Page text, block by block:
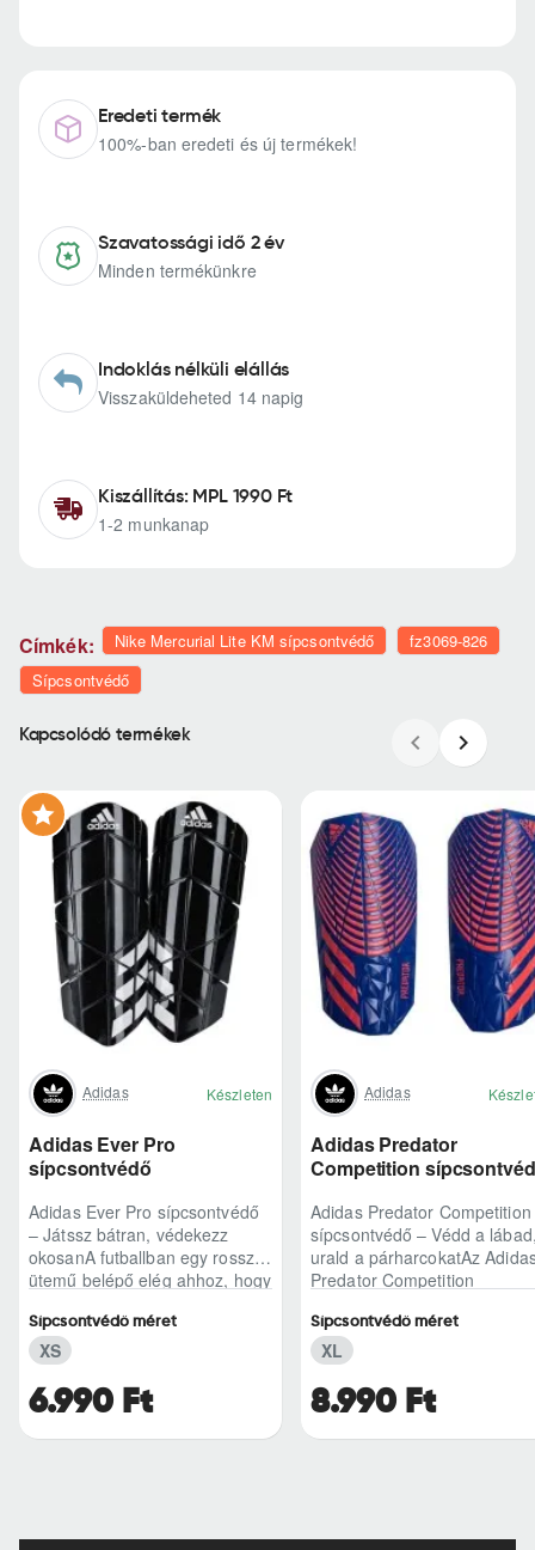
Eredeti termék
100%-ban eredeti és új termékek!
Szavatossági idő 2 év
Minden termékünkre
Indoklás nélküli elállás
Visszaküldeheted 14 napig
Kiszállítás: MPL 1990 Ft
1-2 munkanap
Címkék: Nike Mercurial Lite KM sípcsontvédő
fz3069-826
Sípcsontvédő
Kapcsolódó termékek
Adidas Készleten
Adidas Ever Pro
sípcsontvédő
Adidas Ever Pro sípcsontvédő
– Játssz bátran, védekezz
okosanA futballban egy rossz
ütemű belépő elég ahhoz, hogy
Adidas..
6.990 Ft
Sípcsontvédő méret
XS
Adidas
Adidas Predator
Competition
Adidas Predator Competition
sípcsontvédő – Védd a
urald a párharcokatAz
Predator Competition
akik nem szer..
8.990 Ft
Sípcsontvédő méret
XL